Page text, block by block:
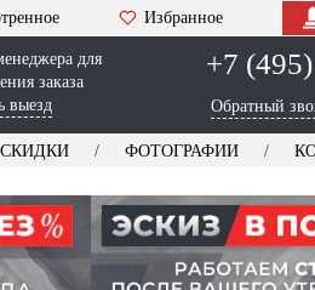
Избранное
для
заказа
выезд
+7
Обратный
СКИДКИ ФОТОГРАФИИ